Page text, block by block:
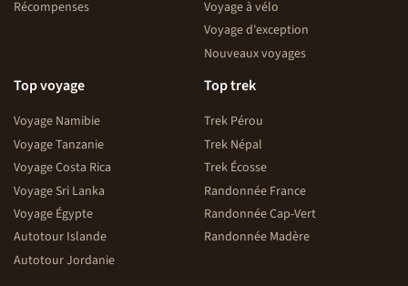
Récompenses
Voyage à vélo
Voyage d'exception
Nouveaux voyages
Top voyage
Voyage Namibie
Voyage Tanzanie
Voyage Costa Rica
Voyage Sri Lanka
Voyage Égypte
Autotour Islande
Autotour Jordanie
Top trek
Trek Pérou
Trek Népal
Trek Écosse
Randonnée France
Randonnée Cap-Vert
Randonnée Madère